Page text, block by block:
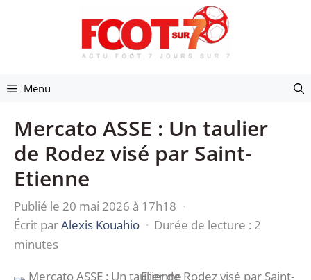
Menu
Mercato ASSE : Un taulier
de Rodez visé par Saint-
Etienne
Publié le 20 mai 2026 à 17h18 ·
Écrit parAlexis Kouahio · Durée de lecture : 2
minutes